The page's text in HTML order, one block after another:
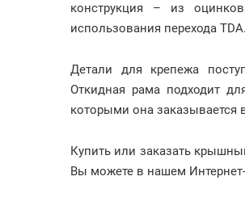
конструкция – из
использования перехода TDA.
Детали для крепежа
Откидная рама подходит
которыми она заказывается
Купить или заказать
Вы можете в нашем